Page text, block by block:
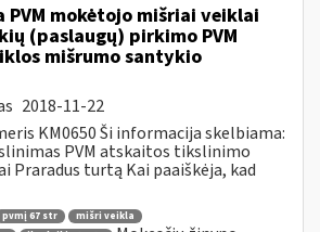
mokėtojo mišriai veiklai
(paslaugų) pirkimo PVM
mišrumo santykio
2018-11-22
KM0650 Ši informacija skelbiama:
PVM atskaitos tikslinimo
Praradus turtą Kai paaiškėja, kad
pvmį 67 str
mišri veikla